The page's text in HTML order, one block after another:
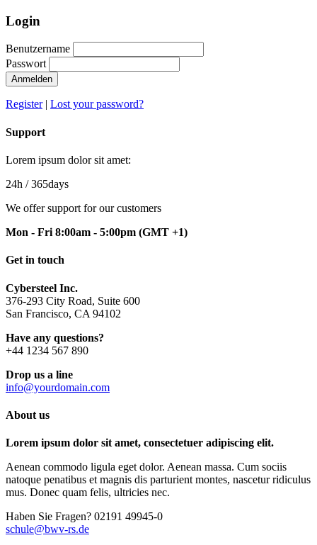
Login
Benutzername
Passwort
Anmelden
Register| Lost your password?
Support
Lorem ipsum dolor sit amet:
24h / 365days
We offer support for our customers
Mon - Fri 8:00am - 5:00pm (GMT +1)
Get in touch
Cybersteel Inc.
376-293 City Road, Suite 600
San Francisco, CA 94102
Have any questions?
+44 1234 567 890
Drop us a line
info@yourdomain.com
About us
Lorem ipsum dolor sit amet, consectetuer adipiscing elit.
Aenean commodo ligula eget dolor. Aenean massa. Cum sociis
natoque penatibus et magnis dis parturient montes, nascetur ridiculus
mus. Donec quam felis, ultricies nec.
Haben Sie Fragen? 02191 49945-0
schule@bwv-rs.de